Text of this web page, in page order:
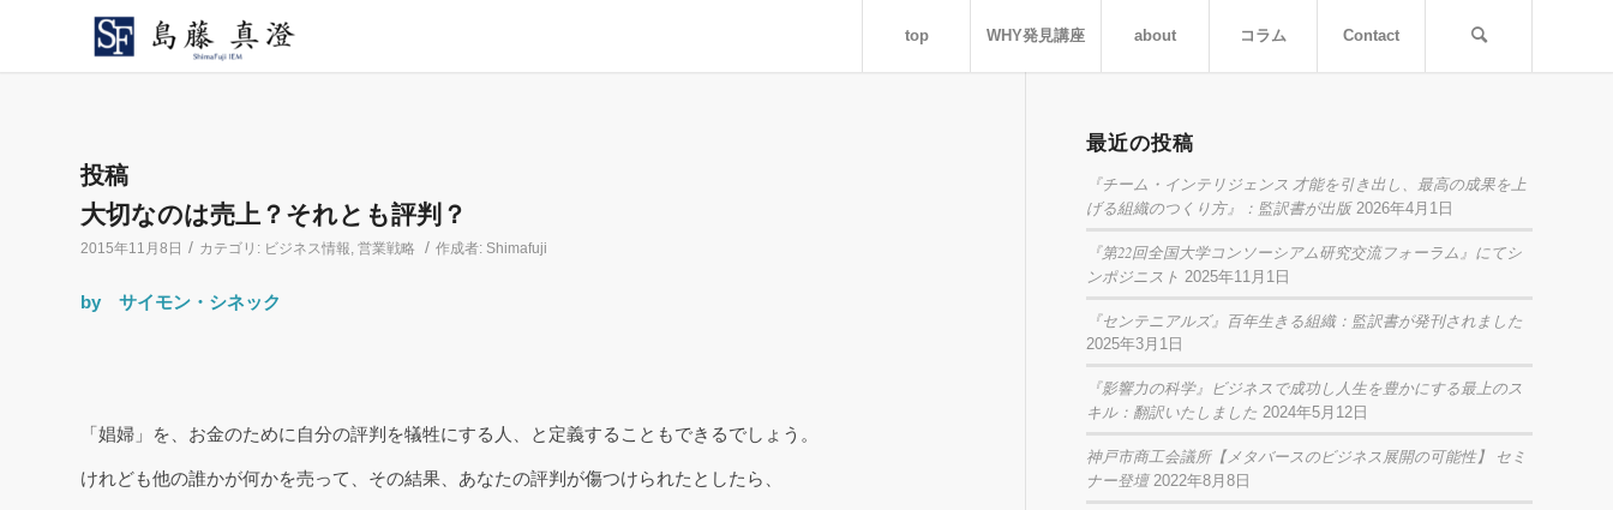
top WHY発見講座 about コラム Contact
投稿
大切なのは売上？それとも評判？
2015年11月8日 / カテゴリ: ビジネス情報, 営業戦略 / 作成者: Shimafuji
by サイモン・シネック
「娼婦」を、お金のために自分の評判を犠牲にする人、と定義することもできるでしょう。
けれども他の誰かが何かを売って、その結果、あなたの評判が傷つけられたとしたら、
最近の投稿
『チーム・インテリジェンス 才能を引き出し、最高の成果を上
げる組織のつくり方』：監訳書が出版 2026年4月1日
『第22回全国大学コンソーシアム研究交流フォーラム』にてシ
ンポジニスト 2025年11月1日
『センテニアルズ』百年生きる組織：監訳書が発刊されました
2025年3月1日
『影響力の科学』ビジネスで成功し人生を豊かにする最上のス
キル：翻訳いたしました 2024年5月12日
神戸市商工会議所【メタバースのビジネス展開の可能性】 セミ
ナー登壇 2022年8月8日